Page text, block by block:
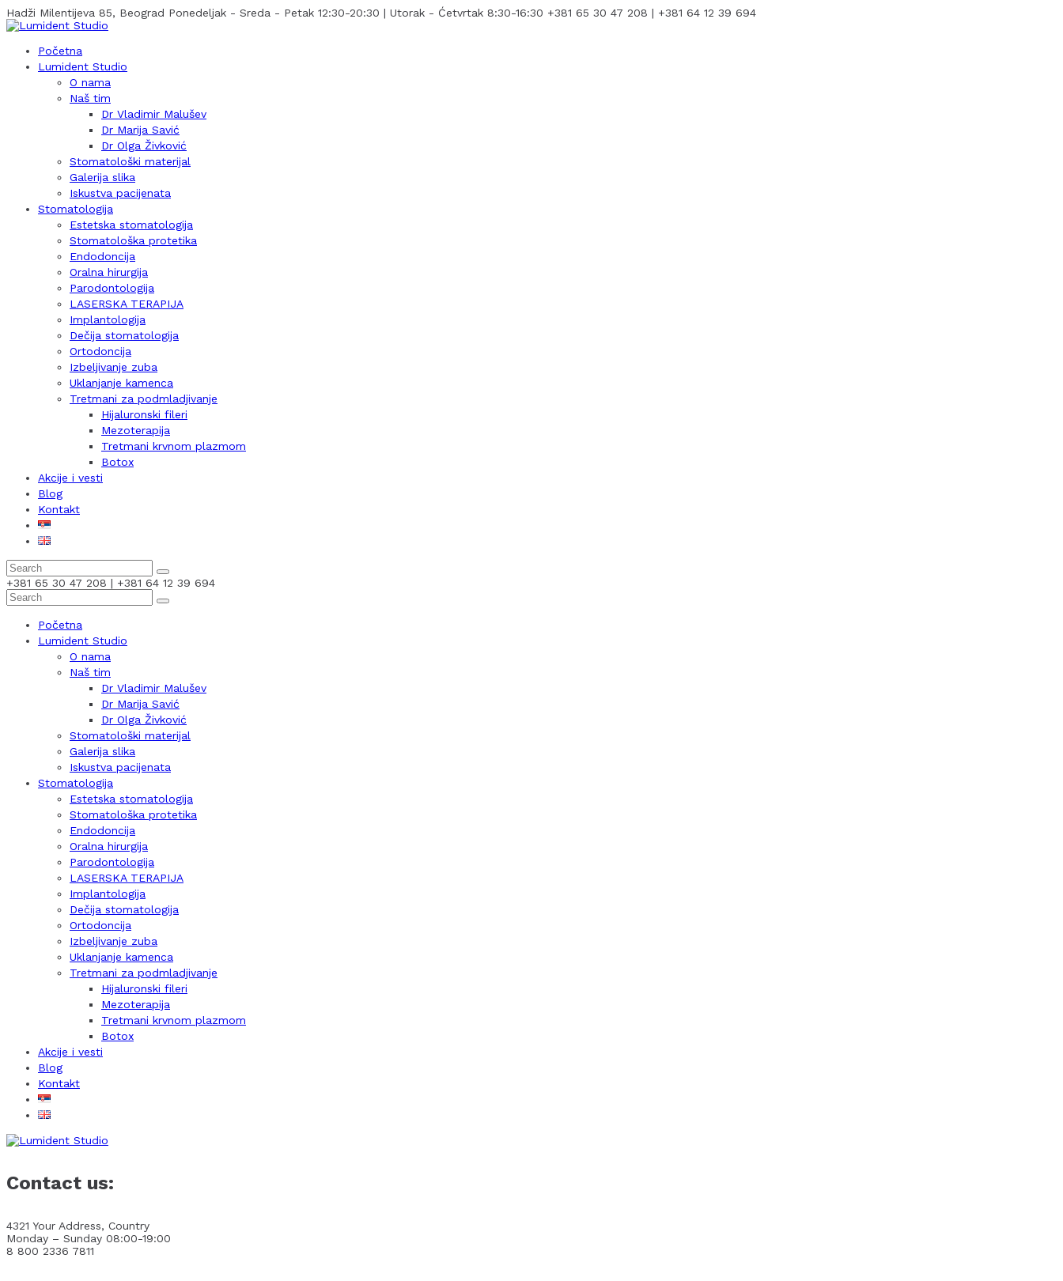
Hadži Milentijeva 85, Beograd Ponedeljak - Sreda - Petak 12:30-20:30 | Utorak - Ćetvrtak 8:30-16:30 +381 65 30 47 208 | +381 64 12 39 694
Početna
Lumident Studio
O nama
Naš tim
Dr Vladimir Malušev
Dr Marija Savić
Dr Olga Živković
Stomatološki materijal
Galerija slika
Iskustva pacijenata
Stomatologija
Estetska stomatologija
Stomatološka protetika
Endodoncija
Oralna hirurgija
Parodontologija
LASERSKA TERAPIJA
Implantologija
Dečija stomatologija
Ortodoncija
Izbeljivanje zuba
Uklanjanje kamenca
Tretmani za podmladjivanje
Hijaluronski fileri
Mezoterapija
Tretmani krvnom plazmom
Botox
Akcije i vesti
Blog
Kontakt
+381 65 30 47 208 | +381 64 12 39 694
Početna
Lumident Studio
O nama
Naš tim
Dr Vladimir Malušev
Dr Marija Savić
Dr Olga Živković
Stomatološki materijal
Galerija slika
Iskustva pacijenata
Stomatologija
Estetska stomatologija
Stomatološka protetika
Endodoncija
Oralna hirurgija
Parodontologija
LASERSKA TERAPIJA
Implantologija
Dečija stomatologija
Ortodoncija
Izbeljivanje zuba
Uklanjanje kamenca
Tretmani za podmladjivanje
Hijaluronski fileri
Mezoterapija
Tretmani krvnom plazmom
Botox
Akcije i vesti
Blog
Kontakt
Contact us:
4321 Your Address, Country
Monday – Sunday 08:00-19:00
8 800 2336 7811